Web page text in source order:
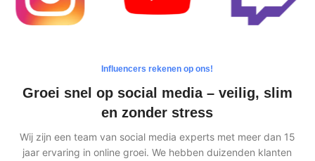
Influencers rekenen op ons!
Groei snel op social media – veilig, slim
en zonder stress
Wij zijn een team van social media experts met meer dan 15
jaar ervaring in online groei. We hebben duizenden klanten